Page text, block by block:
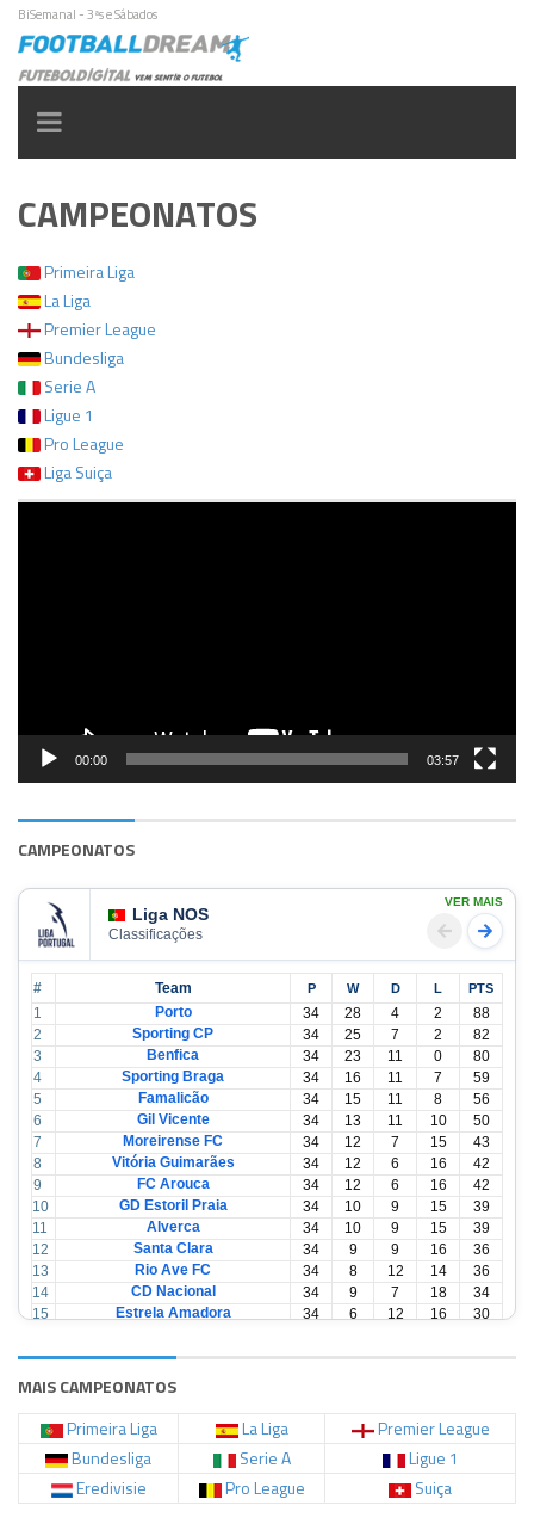
BiSemanal - 3ªs e Sábados
Toggle
navigation
CAMPEONATOS
Primeira Liga
La Liga
Premier League
Bundesliga
Serie A
Ligue 1
Pro League
Liga Suiça
00:00 03:57
CAMPEONATOS
Liga NOS
Classificações
VER MAIS
# Team P W D L PTS
1 Porto 34 28 4 2
88
2
Sporting CP 34 25 7 2
82
3
Benfica 34 23 11 0
80
4
Sporting Braga 34 16 11 7
59
5
Famalicão 34 15 11 8
56
6
Gil Vicente 34 13 11 10
50
7
Moreirense FC 34 12 7 15
43
8
Vitória Guimarães 34 12 6 16
42
9
FC Arouca 34 12 6 16
42
10
GD Estoril Praia 34 10 9 15
39
11
Alverca 34 10 9 15
39
12
Santa Clara 34 9 9 16
36
13
Rio Ave FC 34 8 12 14
36
14
CD Nacional 34 9 7 18
34
15
Estrela Amadora 34 6 12 16
30
17
CD Tondela 34 6 10 18
28
18
MAIS CAMPEONATOS
Primeira Liga
La Liga
Premier League
Bundesliga
Serie A
Ligue 1
Eredivisie
Pro League Suiça